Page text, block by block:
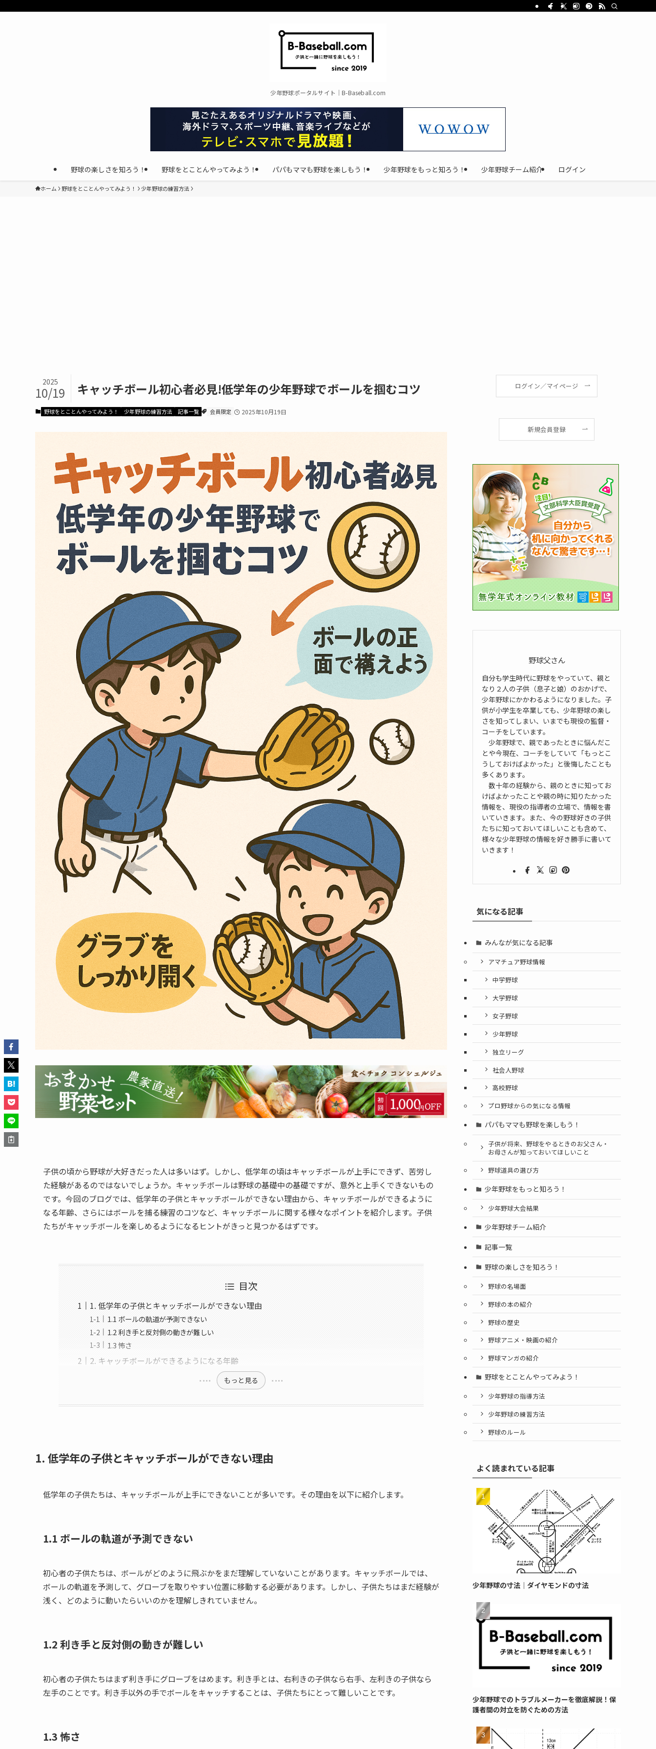
少年野球ポータルサイト｜B-Baseball.com
野球の楽しさを知ろう！ 野球をとことんやってみよう！ パパもママも野球を楽しもう！ 少年野球をもっと知ろう！ 少年野球チーム紹介 ログイン
ホーム 野球をとことんやってみよう！ 少年野球の練習方法
キャッチボール初心者必見!低学年の少年野球でボールを掴むコツ
2025
10/19
野球をとことんやってみよう！ 少年野球の練習方法 記事一覧 会員限定 2025年10月19日
子供の頃から野球が大好きだった人は多いはず。しかし、低学年の頃はキャッチボールが上手にできず、苦労し
た経験があるのではないでしょうか。キャッチボールは野球の基礎中の基礎ですが、意外と上手くできないもの
です。今回のブログでは、低学年の子供とキャッチボールができない理由から、キャッチボールができるように
なる年齢、さらにはボールを捕る練習のコツなど、キャッチボールに関する様々なポイントを紹介します。子供
たちがキャッチボールを楽しめるようになるヒントがきっと見つかるはずです。
目次
1. 低学年の子供とキャッチボールができない理由
1.1 ボールの軌道が予測できない
1.2 利き手と反対側の動きが難しい
1.3 怖さ
2. キャッチボールができるようになる年齢
もっと見る
1. 低学年の子供とキャッチボールができない理由
低学年の子供たちは、キャッチボールが上手にできないことが多いです。その理由を以下に紹介します。
1.1 ボールの軌道が予測できない
初心者の子供たちは、ボールがどのように飛ぶかをまだ理解していないことがあります。キャッチボールでは、
ボールの軌道を予測して、グローブを取りやすい位置に移動する必要があります。しかし、子供たちはまだ経験が
浅く、どのように動いたらいいのかを理解しきれていません。
1.2 利き手と反対側の動きが難しい
初心者の子供たちはまず利き手にグローブをはめます。利き手とは、右利きの子供なら右手、左利きの子供なら
左手のことです。利き手以外の手でボールをキャッチすることは、子供たちにとって難しいことです。
1.3 怖さ
ログイン／マイページ
新規会員登録
野球父さん
自分も学生時代に野球をやっていて、親と
なり２人の子供（息子と娘）のおかげで、
少年野球にかかわるようになりました。子
供が小学生を卒業しても、少年野球の楽し
さを知ってしまい、いまでも現役の監督・
コーチをしています。
少年野球で、親であったときに悩んだこ
とや今現在、コーチをしていて「もっとこ
うしておけばよかった」と後悔したことも
多くあります。
数十年の経験から、親のときに知ってお
けばよかったことや親の時に知りたかった
情報を、現役の指導者の立場で、情報を書
いていきます。また、今の野球好きの子供
たちに知っておいてほしいことも含めて、
様々な少年野球の情報を好き勝手に書いて
いきます！
気になる記事
みんなが気になる記事
アマチュア野球情報
中学野球
大学野球
女子野球
少年野球
独立リーグ
社会人野球
高校野球
プロ野球からの気になる情報
パパもママも野球を楽しもう！
子供が将来、野球をやるときのお父さん・
お母さんが知っておいてほしいこと
野球道具の選び方
少年野球をもっと知ろう！
少年野球大会結果
少年野球チーム紹介
記事一覧
野球の楽しさを知ろう！
野球の名場面
野球の本の紹介
野球の歴史
野球アニメ・映画の紹介
野球マンガの紹介
野球をとことんやってみよう！
少年野球の指導方法
少年野球の練習方法
野球のルール
よく読まれている記事
少年野球の寸法｜ダイヤモンドの寸法
少年野球でのトラブルメーカーを徹底解説！保
護者間の対立を防ぐための方法